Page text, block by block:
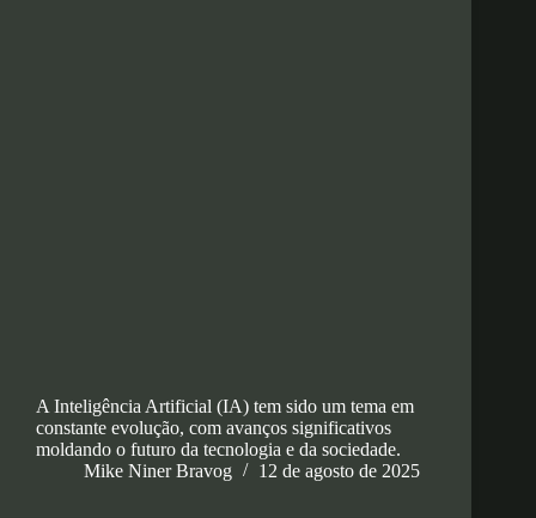
A Inteligência Artificial (IA) tem sido um tema em
constante evolução, com avanços significativos
moldando o futuro da tecnologia e da sociedade.
Mike Niner Bravog
12 de agosto de 2025